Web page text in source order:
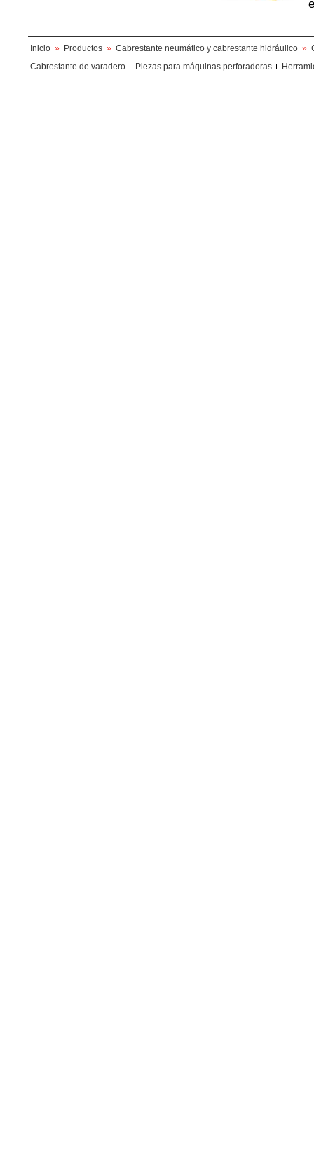
Inicio » Productos » Cabrestante neumático y cabrestante hidráulico »
Cabrestante de varadero
Piezas para máquinas perforadoras